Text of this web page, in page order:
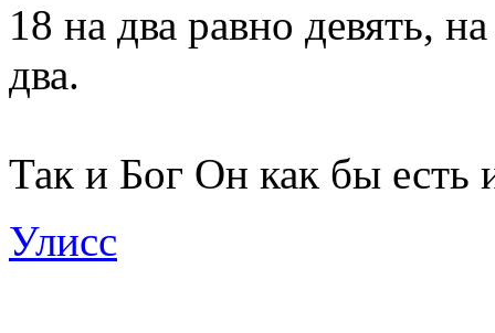
18 на два равно девять,
два.
Так и Бог Он как бы есть
Улисс